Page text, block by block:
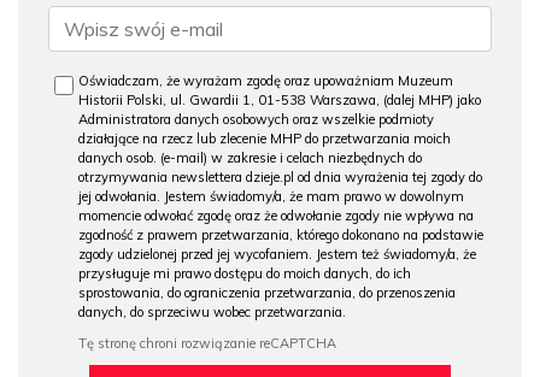
Oświadczam, że wyrażam zgodę oraz upoważniam Muzeum
Historii Polski, ul. Gwardii 1, 01-538 Warszawa, (dalej MHP) jako
Administratora danych osobowych oraz wszelkie podmioty
działające na rzecz lub zlecenie MHP do przetwarzania moich
danych osob. (e-mail) w zakresie i celach niezbędnych do
otrzymywania newslettera dzieje.pl od dnia wyrażenia tej zgody do
jej odwołania. Jestem świadomy/a, że mam prawo w dowolnym
momencie odwołać zgodę oraz że odwołanie zgody nie wpływa na
zgodność z prawem przetwarzania, którego dokonano na podstawie
zgody udzielonej przed jej wycofaniem. Jestem też świadomy/a, że
przysługuje mi prawo dostępu do moich danych, do ich
sprostowania, do ograniczenia przetwarzania, do przenoszenia
danych, do sprzeciwu wobec przetwarzania.